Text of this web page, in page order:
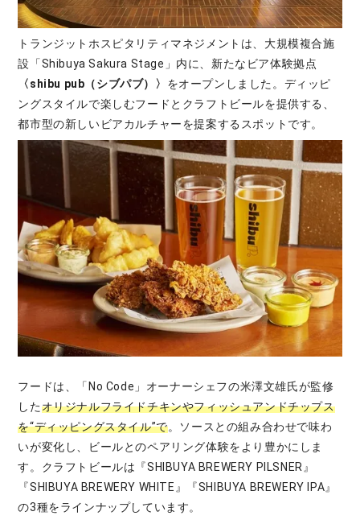
トランジットホスピタリティマネジメントは、大規模複合施
設「Shibuya Sakura Stage」内に、新たなビア体験拠点
〈shibu pub（シブパブ）〉 をオープンしました。ディッピ
ングスタイルで楽しむフードとクラフトビールを提供する、
都市型の新しいビアカルチャーを提案するスポットです。
フードは、「No Code」オーナーシェフの米澤文雄氏が監修
したオリジナルフライドチキンやフィッシュアンドチップス
を“ディッピングスタイル”で。ソースとの組み合わせで味わ
いが変化し、ビールとのペアリング体験をより豊かにしま
す。クラフトビールは『SHIBUYA BREWERY PILSNER』
『SHIBUYA BREWERY WHITE』『SHIBUYA BREWERY IPA』
の3種をラインナップしています。